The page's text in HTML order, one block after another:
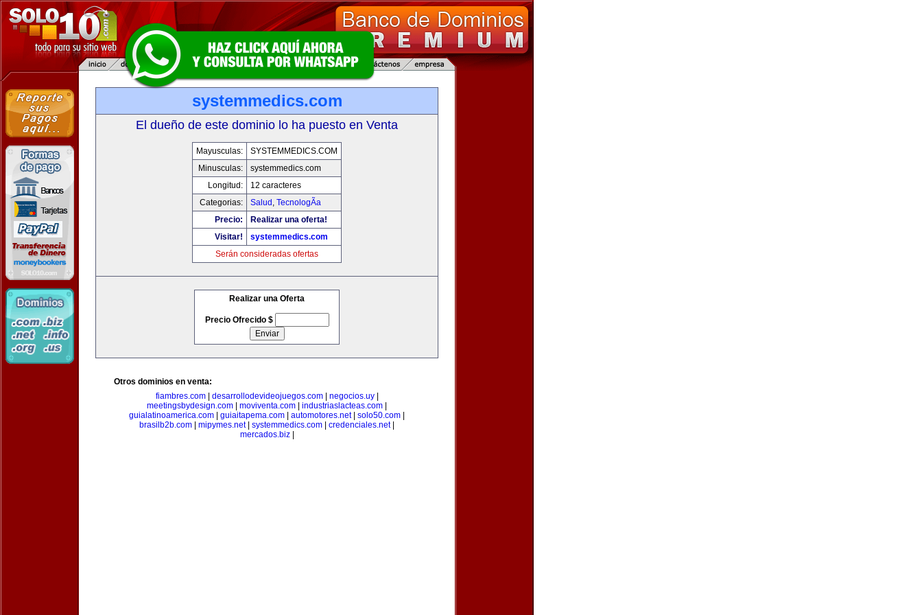
systemmedics.com
El dueño de este dominio lo ha puesto en Venta
Mayusculas:
SYSTEMMEDICS.COM
Minusculas:
systemmedics.com
Longitud:
12 caracteres
Categorias:
Salud , TecnologÃ­a
Precio:
Realizar una oferta!
Visitar!
systemmedics.com
Serán consideradas ofertas
Realizar una Oferta
Precio Ofrecido $
Otros dominios en venta:
fiambres.com| desarrollodevideojuegos.com| negocios.uy|
meetingsbydesign.com
moviventa.com industriaslacteas.com
guialatinoamerica.com
guiaitapema.com automotores.net| solo50.com
brasilb2b.com
mipymes.net| systemmedics.com credenciales.net|
mercados.biz|